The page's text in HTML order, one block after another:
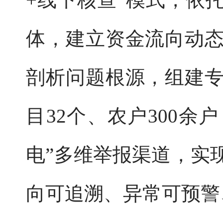
体，建立资金流向动
剖析问题根源，组建
目32个、农户300余
电”多维举报渠道，实
向可追溯、异常可预